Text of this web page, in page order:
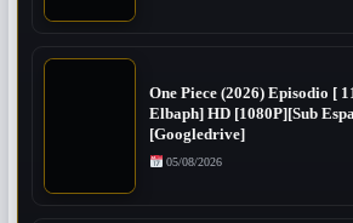
One Piece (2026) Episodio [
Elbaph] HD [1080P][Sub
[Googledrive]
05/08/2026